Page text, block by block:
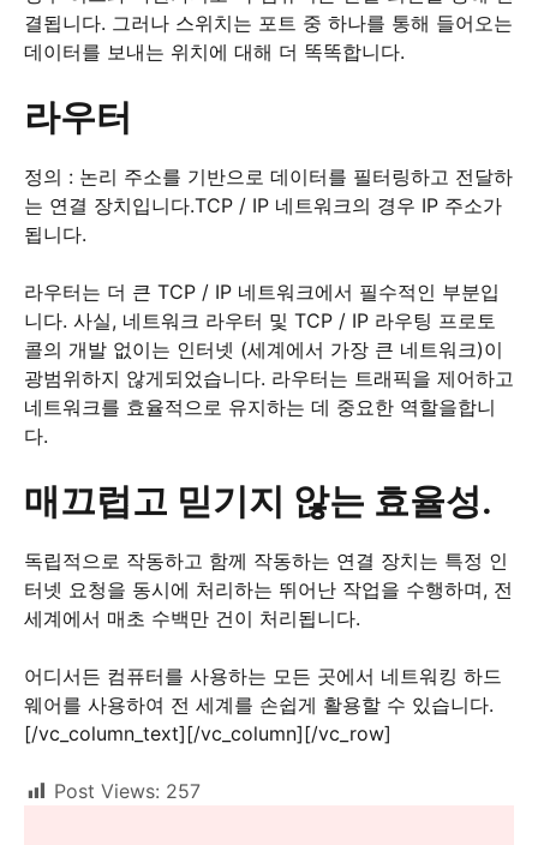
결됩니다. 그러나 스위치는 포트 중 하나를 통해 들어오는
데이터를 보내는 위치에 대해 더 똑똑합니다.
라우터
정의 : 논리 주소를 기반으로 데이터를 필터링하고 전달하
는 연결 장치입니다.TCP / IP 네트워크의 경우 IP 주소가
됩니다.
라우터는 더 큰 TCP / IP 네트워크에서 필수적인 부분입
니다. 사실, 네트워크 라우터 및 TCP / IP 라우팅 프로토
콜의 개발 없이는 인터넷 (세계에서 가장 큰 네트워크)이
광범위하지 않게되었습니다. 라우터는 트래픽을 제어하고
네트워크를 효율적으로 유지하는 데 중요한 역할을합니
다.
매끄럽고 믿기지 않는 효율성.
독립적으로 작동하고 함께 작동하는 연결 장치는 특정 인
터넷 요청을 동시에 처리하는 뛰어난 작업을 수행하며, 전
세계에서 매초 수백만 건이 처리됩니다.
어디서든 컴퓨터를 사용하는 모든 곳에서 네트워킹 하드
웨어를 사용하여 전 세계를 손쉽게 활용할 수 있습니다.
[/vc_column_text][/vc_column][/vc_row]
Post Views: 257